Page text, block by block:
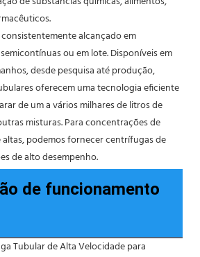
ou em lote. Disponíveis em
desde pesquisa até produção,
oferecem uma tecnologia eficiente
de um a vários milhares de litros de
misturas. Para concentrações de
podemos fornecer centrífugas de
de alto desempenho.
de funcionamento